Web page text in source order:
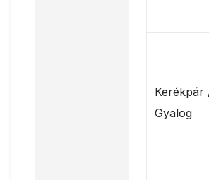
Kerékpár
Gyalog